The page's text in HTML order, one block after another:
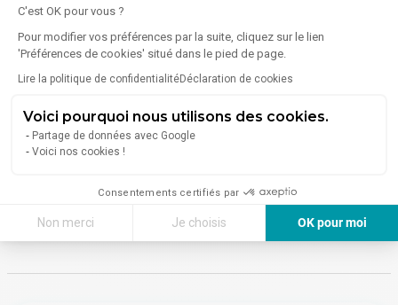
C'est OK pour vous ?
Pour modifier vos préférences par la suite, cliquez sur le lien
'Préférences de cookies' situé dans le pied de page.
Lire la politique de confidentialitéDéclaration de cookies
Voici pourquoi nous utilisons des cookies.
Partage de données avec Google
Voici nos cookies !
Consentements certifiés par
Non merci Je choisis
OK pour moi
Énergie
Consommation (énergie primaire) :
Indice d'émission de gaz à effet de serre (GES)
Émissions : Non communiqué
En savoir plus sur le bien